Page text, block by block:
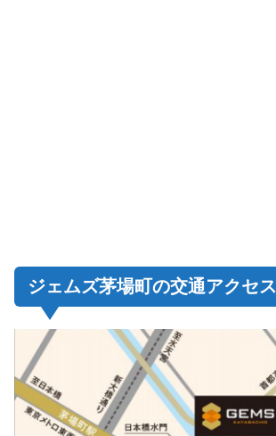
ジェムズ茅場町の交通アクセス